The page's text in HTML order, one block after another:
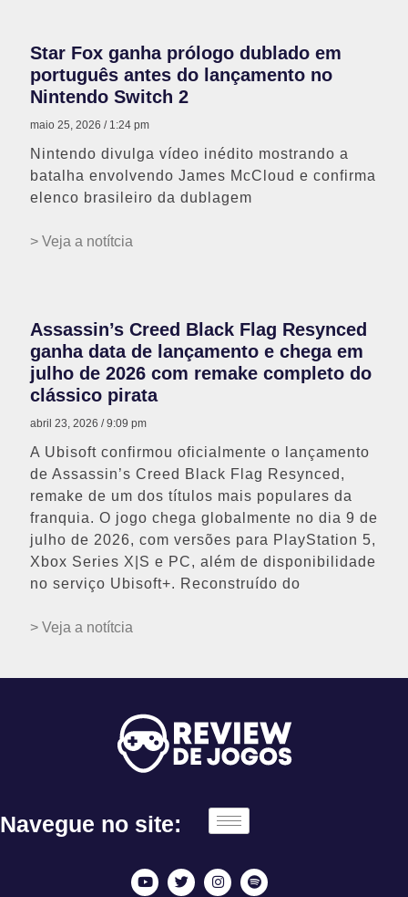
Star Fox ganha prólogo dublado em
português antes do lançamento no
Nintendo Switch 2
maio 25, 2026 1:24 pm
Nintendo divulga vídeo inédito mostrando a
batalha envolvendo James McCloud e confirma
elenco brasileiro da dublagem
> Veja a notítcia
Assassin’s Creed Black Flag Resynced
ganha data de lançamento e chega em
julho de 2026 com remake completo do
clássico pirata
abril 23, 2026 9:09 pm
A Ubisoft confirmou oficialmente o lançamento
de Assassin’s Creed Black Flag Resynced,
remake de um dos títulos mais populares da
franquia. O jogo chega globalmente no dia 9 de
julho de 2026, com versões para PlayStation 5,
Xbox Series X|S e PC, além de disponibilidade
no serviço Ubisoft+. Reconstruído do
> Veja a notítcia
Navegue no site: